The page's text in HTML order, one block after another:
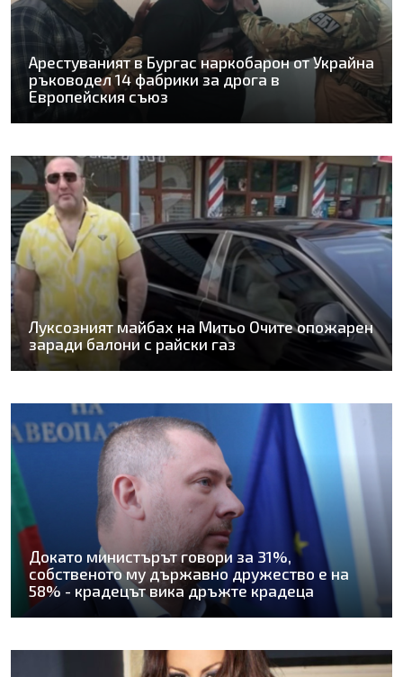
Арестуваният в Бургас наркобарон от Украйна
ръководел 14 фабрики за дрога в
Европейския съюз
Луксозният майбах на Митьо Очите опожарен
заради балони с райски газ
Докато министърът говори за 31%,
собственото му държавно дружество е на
58% - крадецът вика дръжте крадеца